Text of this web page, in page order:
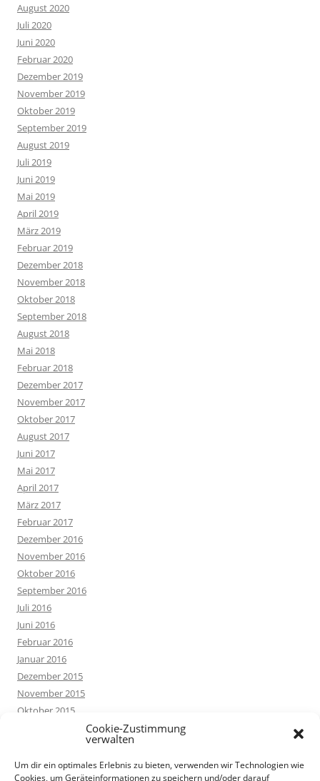
Cookie-Zustimmung
verwalten
Um dir ein optimales Erlebnis zu bieten, verwenden wir Technologien wie
Cookies, um Geräteinformationen zu speichern und/oder darauf
August 2020
Juli 2020
Juni 2020
Februar 2020
Dezember 2019
November 2019
Oktober 2019
September 2019
August 2019
Juli 2019
Juni 2019
Mai 2019
April 2019
März 2019
Februar 2019
Dezember 2018
November 2018
Oktober 2018
September 2018
August 2018
Mai 2018
Februar 2018
Dezember 2017
November 2017
Oktober 2017
August 2017
Juni 2017
Mai 2017
April 2017
März 2017
Februar 2017
Dezember 2016
November 2016
Oktober 2016
September 2016
Juli 2016
Juni 2016
Februar 2016
Januar 2016
Dezember 2015
November 2015
Oktober 2015
Juli 2015